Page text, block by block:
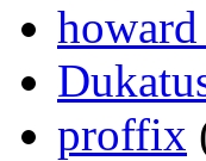
proffix